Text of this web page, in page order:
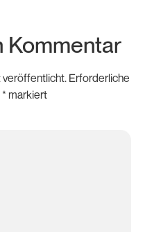
Kommentar
Erforderliche
* markiert